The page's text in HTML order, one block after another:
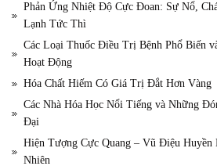
Phản Ứng Nhiệt Độ Cực Đoan: Sự Nổ,
Lạnh Tức Thì
Các Loại Thuốc Điều Trị Bệnh Phổ Biến
Hoạt Động
Hóa Chất Hiếm Có Giá Trị Đắt Hơn Vàng
Các Nhà Hóa Học Nổi Tiếng và Những
Đại
Hiện Tượng Cực Quang – Vũ Điệu Huyền
Nhiên